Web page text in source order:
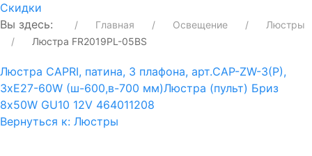
Скидки
Вы здесь:
Главная Освещение
Люстры
Люстра FR2019PL-05BS
Люстра CAPRI, патина, 3 плафона, арт.CAP-ZW-3(P),
3xE27-60W (ш-600,в-700 мм)Люстра (пульт) Бриз
8х50W GU10 12V 464011208
Вернуться к: Люстры